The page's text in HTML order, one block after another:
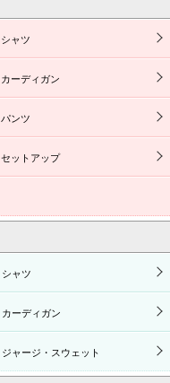
シャツ
カーディガン
パンツ
セットアップ
シャツ
カーディガン
ジャージ・スウェット